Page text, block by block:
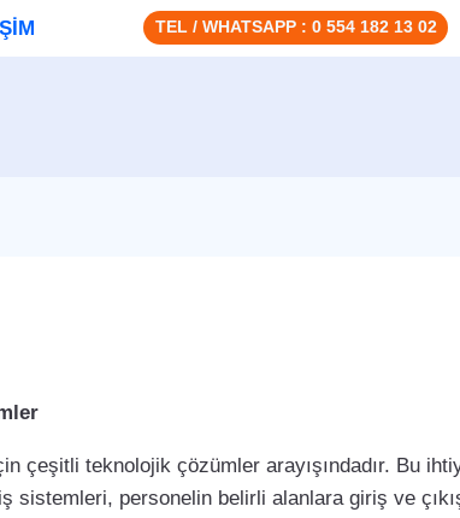
TEL / WHATSAPP : 0 554 182 13 02
teknolojik çözümler arayışındadır. Bu
personelin belirli alanlara giriş ve